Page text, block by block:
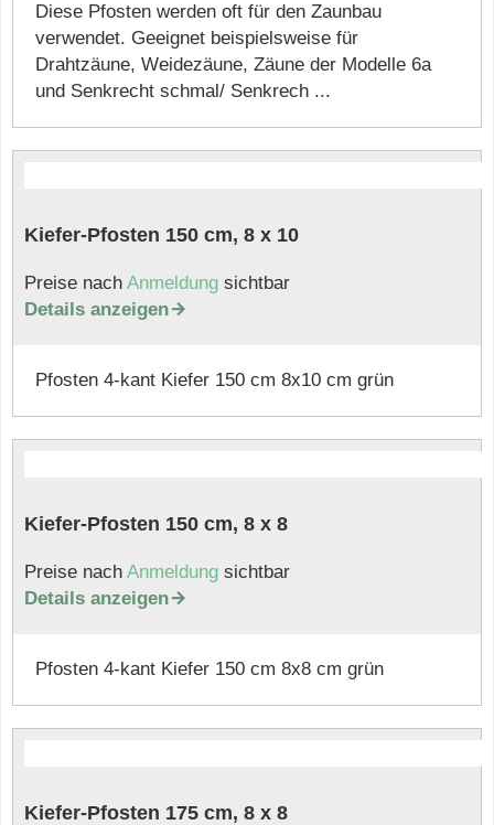
Diese Pfosten werden oft für den Zaunbau
verwendet. Geeignet beispielsweise für
Drahtzäune, Weidezäune, Zäune der Modelle 6a
und Senkrecht schmal/ Senkrech ...
Kiefer-Pfosten 150 cm, 8 x 10
Preise nach Anmeldung sichtbar
Details anzeigen
Pfosten 4-kant Kiefer 150 cm 8x10 cm grün
Kiefer-Pfosten 150 cm, 8 x 8
Preise nach Anmeldung sichtbar
Details anzeigen
Pfosten 4-kant Kiefer 150 cm 8x8 cm grün
Kiefer-Pfosten 175 cm, 8 x 8